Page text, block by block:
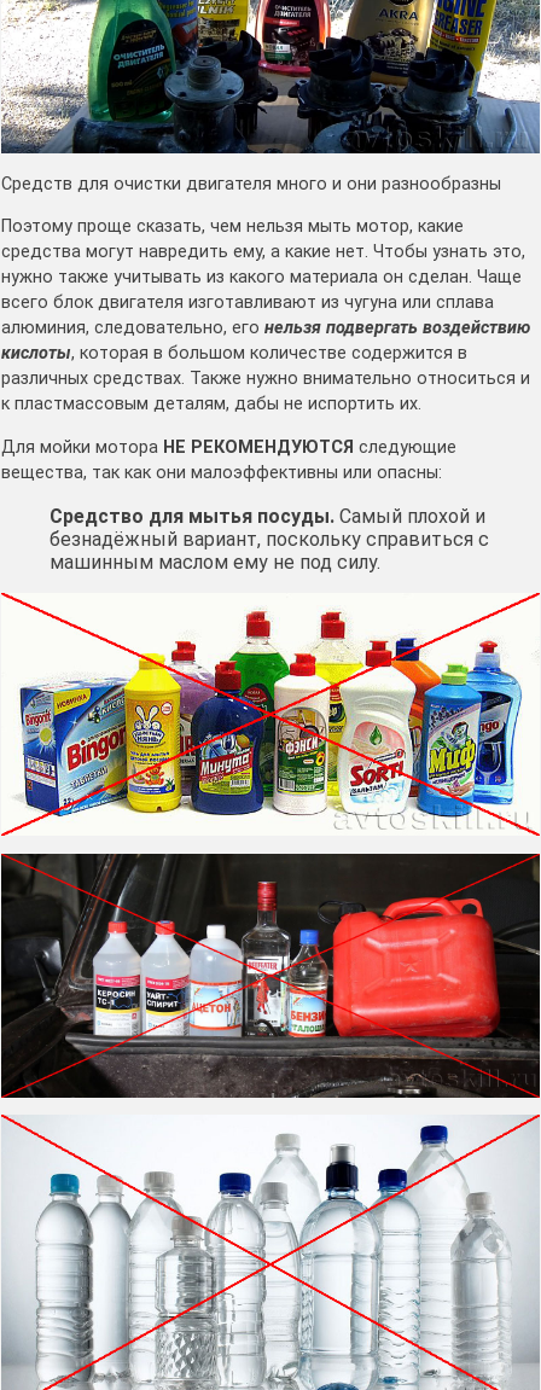
Средств для очистки двигателя много и они разнообразны
Поэтому проще сказать, чем нельзя мыть мотор, какие
средства могут навредить ему, а какие нет. Чтобы узнать это,
нужно также учитывать из какого материала он сделан. Чаще
всего блок двигателя изготавливают из чугуна или сплава
алюминия, следовательно, его нельзя подвергать воздействию
кислоты, которая в большом количестве содержится в
различных средствах. Также нужно внимательно относиться и
к пластмассовым деталям, дабы не испортить их.
Для мойки мотора НЕ РЕКОМЕНДУЮТСЯ следующие
вещества, так как они малоэффективны или опасны:
Средство для мытья посуды. Самый плохой и
безнадёжный вариант, поскольку справиться с
машинным маслом ему не под силу.